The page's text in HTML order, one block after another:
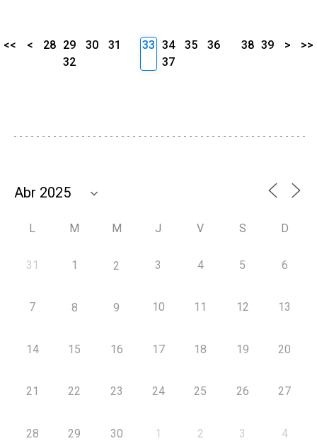
<< < 28 29 30
31
32
33 34 35
36
37
38 39 > >>
L M M J V S D
31 1 2 3 4 5 6
7 8 9 10 11 12 13
14 15 16 17 18 19 20
21 22 23 24 25 26 27
28 29 30 1 2 3 4